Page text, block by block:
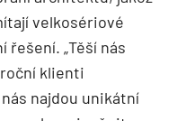
velkosériové
řešení. „Těší nás
klienti
najdou unikátní